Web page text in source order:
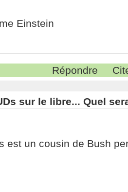
Einstein
Répondre
sur le libre... Quel
est un cousin de Bush